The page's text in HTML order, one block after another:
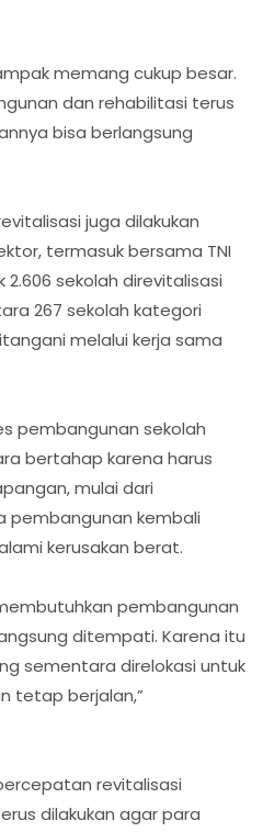
memang cukup besar.
dan rehabilitasi terus
bisa berlangsung
juga dilakukan
termasuk bersama TNI
sekolah direvitalisasi
267 sekolah kategori
melalui kerja sama
pembangunan sekolah
bertahap karena harus
mulai dari
pembangunan kembali
kerusakan berat.
pembangunan
ditempati. Karena itu
sementara direlokasi untuk
tetap berjalan,”
revitalisasi
dilakukan agar para